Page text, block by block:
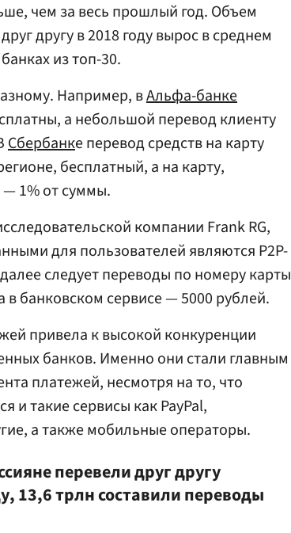
чем за весь прошлый год. Объем
другу в 2018 году вырос в среднем
из топ-30.
Например, вАльфа-банке
а небольшой перевод клиенту
Сбербанке перевод средств на карту
бесплатный, а на карту,
1% от суммы.
компании Frank RG,
для пользователей являются P2P-
следует переводы по номеру карты
банковском сервисе — 5000 рублей.
привела к высокой конкуренции
банков. Именно они стали главным
платежей, несмотря на то, что
и такие сервисы как PayPal,
а также мобильные операторы.
перевели друг другу
13,6 трлн составили переводы